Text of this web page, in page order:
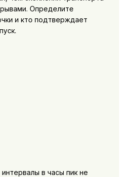
Определите
и кто подтверждает
в часы пик не